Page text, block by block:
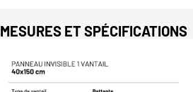
MESURES ET SPÉCIFICATIONS